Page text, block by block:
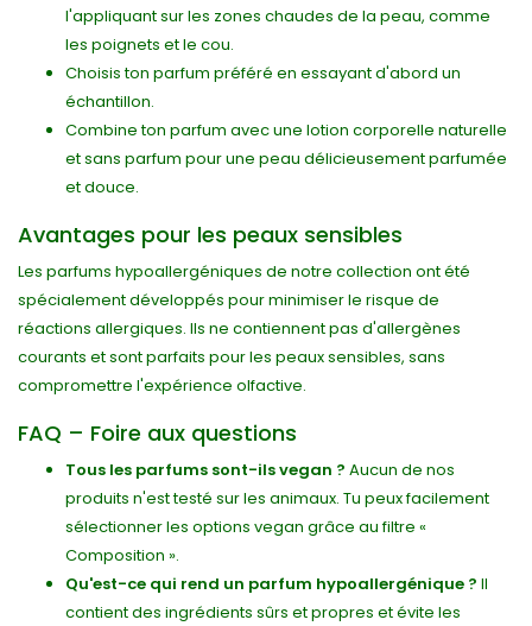
l'appliquant sur les zones chaudes de la peau, comme
les poignets et le cou.
Choisis ton parfum préféré en essayant d'abord un
échantillon.
Combine ton parfum avec une lotion corporelle naturelle
et sans parfum pour une peau délicieusement parfumée
et douce.
Avantages pour les peaux sensibles
Les parfums hypoallergéniques de notre collection ont été
spécialement développés pour minimiser le risque de
réactions allergiques. Ils ne contiennent pas d'allergènes
courants et sont parfaits pour les peaux sensibles, sans
compromettre l'expérience olfactive.
FAQ – Foire aux questions
Tous les parfums sont-ils vegan ? Aucun de nos
produits n'est testé sur les animaux. Tu peux facilement
sélectionner les options vegan grâce au filtre «
Composition ».
Qu'est-ce qui rend un parfum hypoallergénique ? Il
contient des ingrédients sûrs et propres et évite les